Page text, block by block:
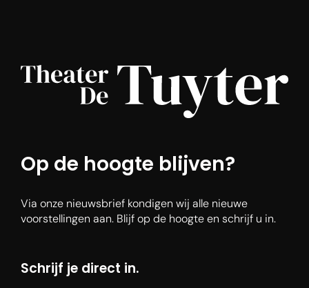
Op de hoogte blijven?
Via onze nieuwsbrief kondigen wij alle nieuwe
voorstellingen aan. Blijf op de hoogte en schrijf u in.
Schrijf je direct in.